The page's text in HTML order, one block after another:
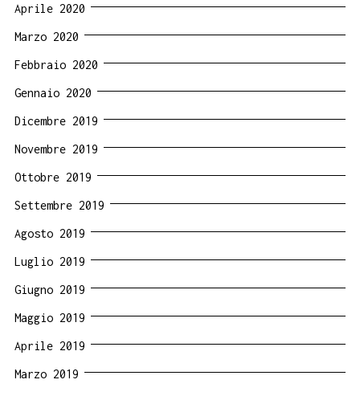
Aprile 2020
Marzo 2020
Febbraio 2020
Gennaio 2020
Dicembre 2019
Novembre 2019
Ottobre 2019
Settembre 2019
Agosto 2019
Luglio 2019
Giugno 2019
Maggio 2019
Aprile 2019
Marzo 2019